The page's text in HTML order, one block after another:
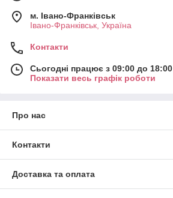
м. Івано-Франківськ
Івано-Франківськ, Україна
Контакти
Сьогодні працює з 09:00 до 18:00
Показати весь графік роботи
Про нас
Контакти
Доставка та оплата